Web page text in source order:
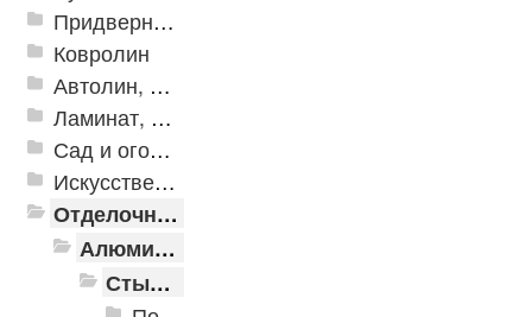
Придверные решетки
Ковролин
Автолин, Транслин, Линолеум
Ламинат, Кварцвиниловая плитка SPC
Сад и огород
Искусственная трава
Отделочные профили
Алюминиевые пороги
Стыкоперекрывающие алюминиевые пороги